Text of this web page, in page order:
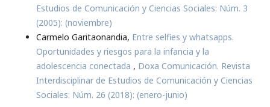
Estudios de Comunicación y Ciencias Sociales: Núm. 3
(2005): (noviembre)
Carmelo Garitaonandia, Entre selfies y whatsapps.
Oportunidades y riesgos para la infancia y la
adolescencia conectada , Doxa Comunicación. Revista
Interdisciplinar de Estudios de Comunicación y Ciencias
Sociales: Núm. 26 (2018): (enero-junio)